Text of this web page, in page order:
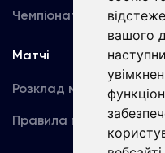
вашого
Чемпіонат України
Матчі
Розклад матчів
Правила поведінки